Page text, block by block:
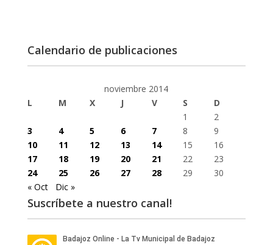
Calendario de publicaciones
noviembre 2014
L
M X J V S
D
1
2
3
4 5 6 7 8
9
10
11 12 13 14 15
16
17
18 19 20 21 22
23
24
25 26 27 28 29
30
« Oct
Dic »
Suscríbete a nuestro canal!